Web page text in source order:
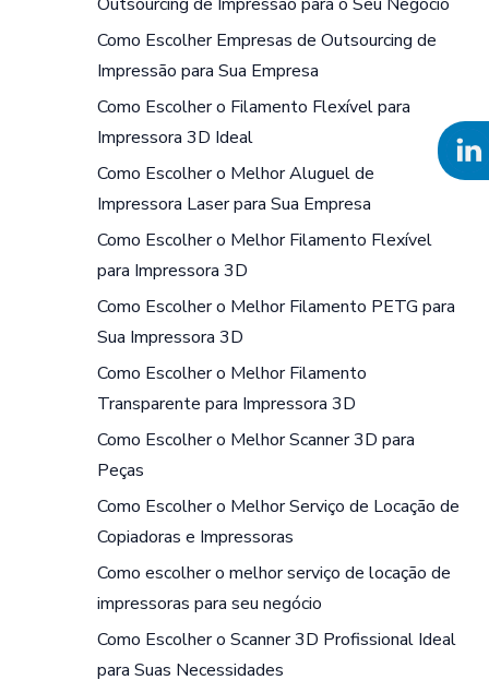
Como Escolher Empresas de Outsourcing de
Impressão para Sua Empresa
Como Escolher o Filamento Flexível para
Impressora 3D Ideal
Como Escolher o Melhor Aluguel de
Impressora Laser para Sua Empresa
Como Escolher o Melhor Filamento Flexível
para Impressora 3D
Como Escolher o Melhor Filamento PETG para
Sua Impressora 3D
Como Escolher o Melhor Filamento
Transparente para Impressora 3D
Como Escolher o Melhor Scanner 3D para
Peças
Como Escolher o Melhor Serviço de Locação de
Copiadoras e Impressoras
Como escolher o melhor serviço de locação de
impressoras para seu negócio
Como Escolher o Scanner 3D Profissional Ideal
para Suas Necessidades